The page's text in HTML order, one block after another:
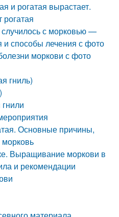
и рогатая вырастает.
рогатая
с морковью —
способы лечения с фото
моркови с фото
гниль)
Основные причины,
морковь
Выращивание моркови в
и рекомендации